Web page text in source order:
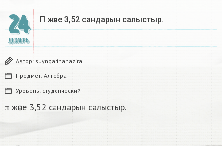
24
ДЕКАБРЬ
Π және 3,52 сандарын салыстыр. ​
Автор: suyngarinanazira
Предмет: Алгебра
Уровень: студенческий
π және 3,52 сандарын салыстыр.